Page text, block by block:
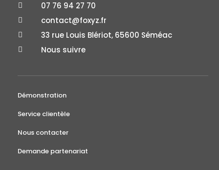
 07 76 94 27 70
 contact@foxyz.fr
 33 rue Louis Blériot, 65600 Séméac
 Nous suivre
Démonstration
Service clientèle
Nous contacter
Demande partenariat